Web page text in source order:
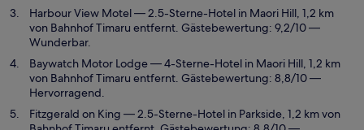
Harbour View Motel— 2.5-Sterne-Hotel in Maori Hill, 1,2 km
von Bahnhof Timaru entfernt. Gästebewertung: 9,2/10 —
Wunderbar.
Baywatch Motor Lodge— 4-Sterne-Hotel in Maori Hill, 1,2 km
von Bahnhof Timaru entfernt. Gästebewertung: 8,8/10 —
Hervorragend.
Fitzgerald on King — 2.5-Sterne-Hotel in Parkside, 1,2 km von